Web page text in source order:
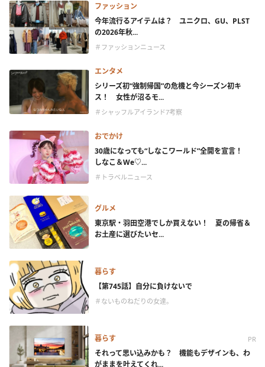
ファッション
今年流行るアイテムは？ ユニクロ、GU、PLST
の2026年秋...
＃ファッションニュース
エンタメ
シリーズ初“強制帰国”の危機と今シーズン初キ
ス！ 女性が沼るモ...
＃シャッフルアイランド7考察
おでかけ
30歳になっても“しなこワールド”全開を宣言！
しなこ＆We♡...
＃トラベルニュース
グルメ
東京駅・羽田空港でしか買えない！ 夏の帰省＆
お土産に選びたいセ...
暮らす
【第745話】自分に負けないで
＃ないものねだりの女達。
暮らす PR
それって思い込みかも？ 機能もデザインも、わ
がままを叶えてくれ...